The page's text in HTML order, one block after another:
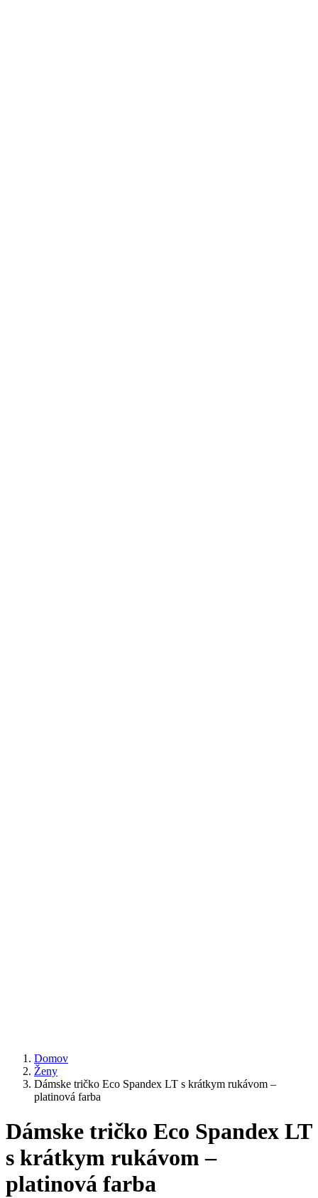
Domov
Ženy
Dámske tričko Eco Spandex LT s krátkym rukávom –
platinová farba
Dámske tričko Eco Spandex LT
s krátkym rukávom –
platinová farba